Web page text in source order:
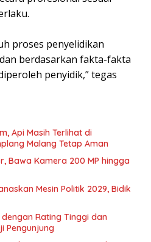
proses penyelidikan
berdasarkan fakta-fakta
penyidik,” tegas
Api Masih Terlihat di
Malang Tetap Aman
Bawa Kamera 200 MP hingga
Mesin Politik 2029, Bidik
Rating Tinggi dan
Pengunjung